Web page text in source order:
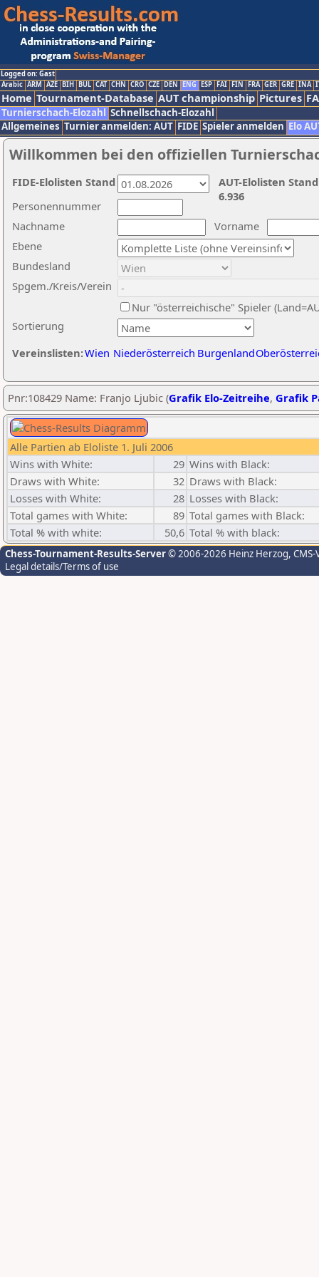
Logged on: Gast
Arabic ARM AZE BIH BUL CAT CHN CRO CZE DEN ENG ESP FAI FIN FRA GER GRE INA
Home Tournament-Database AUT championship Pictures
Turnierschach-Elozahl Schnellschach-Elozahl
Allgemeines Turnier anmelden: AUT FIDE Spieler anmelden Elo
Willkommen bei den offiziellen
Nachname
Vorname
Ebene
Sortierung
Personennummer
Bundesland
Spgem./Kreis/Verein
Nur "österreichische" Spieler
Vereinslisten:Wien Niederösterreich Burgenland
AUT-Elolisten
6.936
FIDE-Elolisten Stand
Pnr:108429 Name: Franjo Ljubic (Grafik Elo-Zeitreihe, Grafik
Alle Partien ab Eloliste 1. Juli 2006
Wins with White:
29 Wins with Black:
Draws with White:
32 Draws with Black:
Losses with White:
28 Losses with Black:
Total games with White:
89 Total games with Black:
Total % with white:
50,6 Total % with black:
Chess-Tournament-Results-Server© 2006-2026 Heinz Herzog,
Legal details/Terms of use